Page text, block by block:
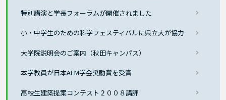
特別講演と学長フォーラムが開催されました
小・中学生のための科学フェスティバルに県立大が協力
大学院説明会のご案内（秋田キャンパス）
本学教員が日本AEM学会奨励賞を受賞
高校生建築提案コンテスト２００８講評